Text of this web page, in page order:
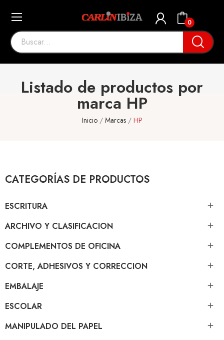
0
Listado de productos por
marca HP
Inicio Marcas HP
CATEGORÍAS DE PRODUCTOS
ESCRITURA 
ARCHIVO Y CLASIFICACION 
COMPLEMENTOS DE OFICINA 
CORTE, ADHESIVOS Y CORRECCION 
EMBALAJE 
ESCOLAR 
MANIPULADO DEL PAPEL 